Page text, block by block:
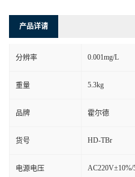
产品详请
分辨率 0.001mg/L
重量 5.3kg
品牌 霍尔德
货号 HD-TBr
电源电压 AC220V±10%/